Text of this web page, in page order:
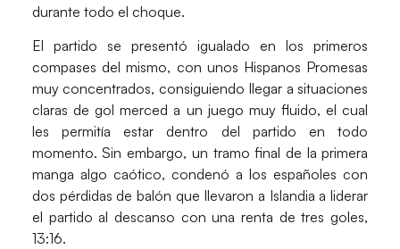
durante todo el choque.
El partido se presentó igualado en los primeros
compases del mismo, con unos Hispanos Promesas
muy concentrados, consiguiendo llegar a situaciones
claras de gol merced a un juego muy fluido, el cual
les permitía estar dentro del partido en todo
momento. Sin embargo, un tramo final de la primera
manga algo caótico, condenó a los españoles con
dos pérdidas de balón que llevaron a Islandia a liderar
el partido al descanso con una renta de tres goles,
13:16.